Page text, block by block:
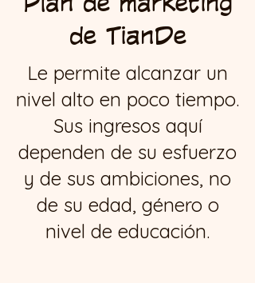
de TianDe
Le permite alcanzar un
nivel alto en poco tiempo.
Sus ingresos aquí
dependen de su esfuerzo
y de sus ambiciones, no
de su edad, género o
nivel de educación.